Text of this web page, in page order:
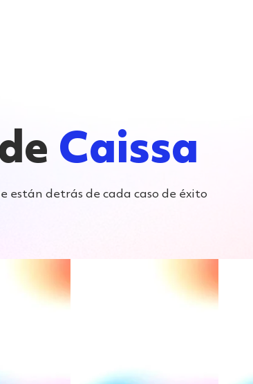
Caissa
están detrás de cada caso de éxito